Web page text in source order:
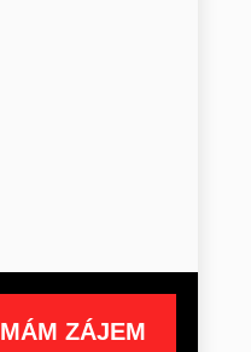
MÁM ZÁJEM